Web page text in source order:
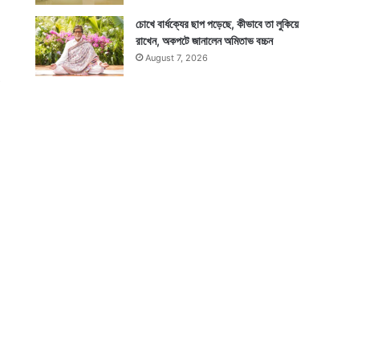
চোখে বার্ধক্যের ছাপ পড়েছে, কীভাবে তা লুকিয়ে
রাখেন, অকপটে জানালেন অমিতাভ বচ্চন
August 7, 2026